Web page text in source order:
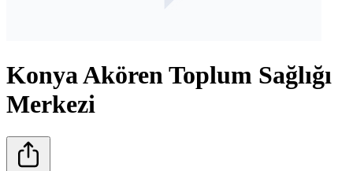
Konya Akören Toplum Sağlığı
Merkezi